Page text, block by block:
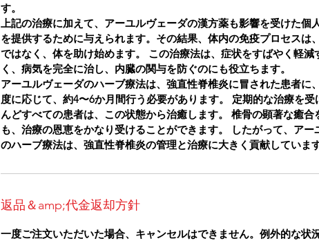
す。
上記の治療に加えて、アーユルヴェーダの漢方薬も影響を受けた個
を提供するために与えられます。その結果、体内の免疫プロセスは
ではなく、体を助け始めます。
この治療法は、症状をすばやく軽減
く、病気を完全に治し、内臓の関与を防ぐのにも役立ちます。
アーユルヴェーダのハーブ療法は、強直性脊椎炎に冒された患者に
度に応じて、約4〜6か月間行う必要があります。
定期的な治療を受
んどすべての患者は、この状態から治癒します。
椎骨の顕著な癒合
も、治療の恩恵をかなり受けることができます。
したがって、アー
のハーブ療法は、強直性脊椎炎の管理と治療に大きく貢献しています
返品＆amp;代金返却方針
一度ご注文いただいた場合、キャンセルはできません。例外的な状